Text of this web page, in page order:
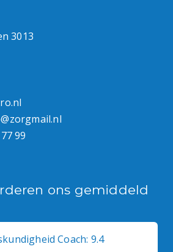
3013
99
ons gemiddeld
Coach: 9.4